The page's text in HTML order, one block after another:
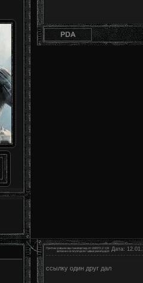
Дата:
ссылку один друг дал